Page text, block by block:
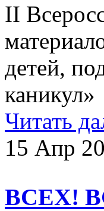
II
детей,
Читать
15 Апр
ВСЕХ!